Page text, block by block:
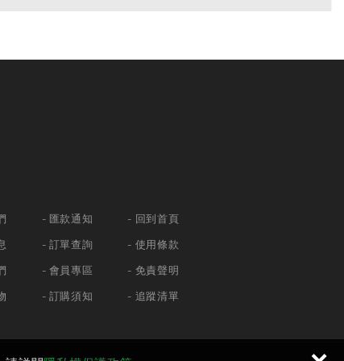
匯款通知
訂單查詢
會員專區
訂購須知
回到首頁
使用條款
免責聲明
追蹤清單